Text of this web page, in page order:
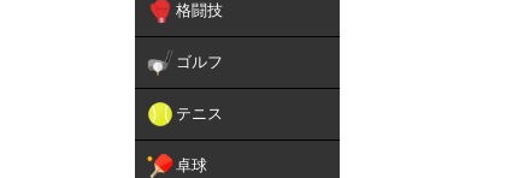
格闘技
ゴルフ
テニス
卓球